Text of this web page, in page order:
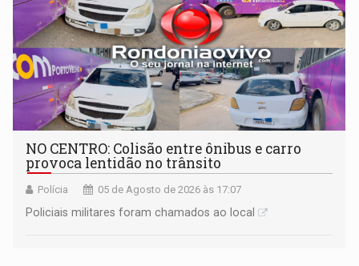
NO CENTRO: Colisão entre ônibus e carro
provoca lentidão no trânsito
Polícia 05 de Agosto de 2026 às 17:07
Policiais militares foram chamados ao local